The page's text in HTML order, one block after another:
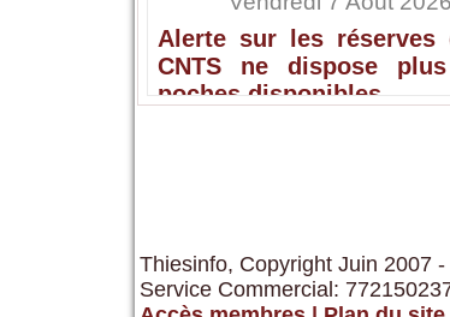
Alerte sur les
CNTS ne dispose
poches disponibles
Thiesinfo, Copyright Juin 2007
Service Commercial: